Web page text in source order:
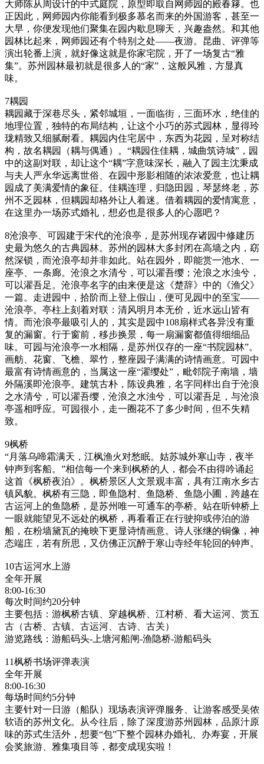
大师陈从周设计的中式庭院，原型即取自网师园的殿春簃。也
正因此，网师园内你能看到极多慕名而来的外国游客，甚至一
大早，你便发现他们聚集在园内歇息聊天，兴趣盎然。和其他
园林比起来，网师园还有个特别之处——夜游。昆曲、评弹等
演出轮番上演，就好像这就是你家宅院，开了一场复古“雅
集”。苏州园林最初就是很多人的“家”，这般风雅，方显真
味。
7耦园
耦园藏于深巷尽头，紧邻城垣，一面临街，三面环水，绝佳的
地理位置，独特的布局结构，让这个小巧的苏式园林，显得玲
珑精致又细腻耐看。耦园内住宅居中，东西为花园，呈对称结
构，故名耦园（耦与偶通）。“耦园住佳耦，城曲筑诗城”，园
中的这副对联，却让这个“耦”字意味深长，融入了园主沈秉成
与夫人严永华远离世俗、在园中形影相随的浓浓爱意，也让耦
园成了美满爱情的象征。佳耦连理，归隐田园，琴瑟终老，苏
州不乏园林，但耦园却格外让人着迷。借着耦园的爱情寓意，
在这里办一场苏式婚礼，想必也是很多人的心愿吧？
8沧浪亭、可园建于宋代的沧浪亭，是苏州现存诸园中修建历
史最为悠久的古典园林。苏州的园林大多封闭在高墙之内，窈
然深锁，而沧浪亭却并非如此。站在园外，即能赏一池水、一
座亭、一条廊。沧浪之水清兮，可以濯吾缨；沧浪之水浊兮，
可以濯吾足。沧浪亭名字的由来便是这《楚辞》中的《渔父》
一篇。走进园中，拾阶而上登上假山，便可见园中的至宝——
沧浪亭。亭柱上刻着对联：清风明月本无价，近水远山皆有
情。而沧浪亭最吸引人的，其实是园中108扇样式各异没有重
复的漏窗。行于窗前，移步换景，每一扇漏窗都值得细细品
味。可园与沧浪亭一水相隔，是苏州仅存的一座“书院园林”。
画舫、花窗、飞檐、翠竹，整座园子满满的诗情画意。可园中
最富有诗情画意的，当属这一座“濯缨处”，毗邻院子南墙，墙
外隔溪即沧浪亭。建筑古朴，陈设典雅，名字同样出自于沧浪
之水清兮，可以濯吾缨，沧浪之水浊兮，可以濯吾足，与沧浪
亭遥相呼应。可园很小，走一圈花不了多少时间，但不失精
致。
9枫桥
“月落乌啼霜满天，江枫渔火对愁眠。姑苏城外寒山寺，夜半
钟声到客船。”相信每一个来到枫桥的人，都会不由得吟诵起
这首《枫桥夜泊》。枫桥景区人文景观丰富，具有江南水乡古
镇风貌。枫桥有三隐，即鱼隐村、鱼隐桥、鱼隐小圃，跨越在
古运河上的鱼隐桥，是苏州唯一可通车的亭桥。站在听钟桥上
一眼就能望见不远处的枫桥，再看看正在行驶抑或停泊的游
船，在粉墙黛瓦的掩映下更显诗情画意。诗人张继的铜像，神
态端庄，若有所思，又仿佛正沉醉于寒山寺经年轮回的钟声。
10古运河水上游
全年开展
8:00-16:30
每次时间约20分钟
主要包括：游枫桥古镇、穿越枫桥、江村桥、看大运河、赏五
古（古桥、古镇、古运河、古诗、古关）
游览路线：游船码头-上塘河船闸-渔隐桥-游船码头
11枫桥书场评弹表演
全年开展
8:00-16:30
每场时间约5分钟
主要针对一日游（船队）现场表演评弹服务、让游客感受吴侬
软语的苏州文化。从今往后，除了深度游苏州园林，品原汁原
味的苏式生活外，想要“包”下整个园林办婚礼、办寿宴，开展
会奖旅游、雅集项目等，都变成现实啦！